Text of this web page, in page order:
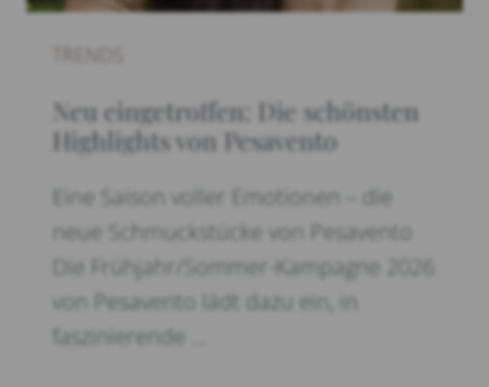
Neu eingetroffen: Die schönsten
Highlights von Pesavento
Eine Saison voller Emotionen – die
neue Schmuckstücke von Pesavento
Die Frühjahr/Sommer-Kampagne 2026
von Pesavento lädt dazu ein, in
faszinierende …